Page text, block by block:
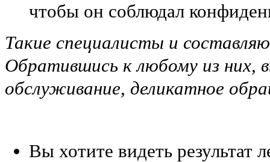
чтобы он соблюдал
Такие специалисты и
Обратившись к любому из них,
обслуживание, деликатное
Вы хотите видеть результат